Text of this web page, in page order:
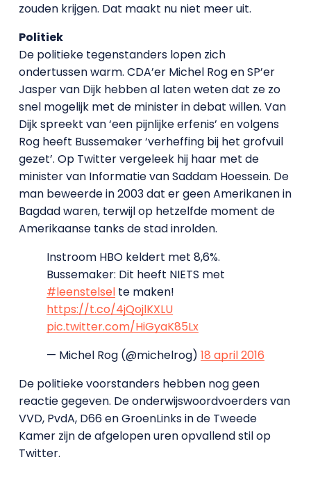
zouden krijgen. Dat maakt nu niet meer uit.
Politiek
De politieke tegenstanders lopen zich
ondertussen warm. CDA’er Michel Rog en SP’er
Jasper van Dijk hebben al laten weten dat ze zo
snel mogelijk met de minister in debat willen. Van
Dijk spreekt van ‘een pijnlijke erfenis’ en volgens
Rog heeft Bussemaker ‘verheffing bij het grofvuil
gezet’. Op Twitter vergeleek hij haar met de
minister van Informatie van Saddam Hoessein. De
man beweerde in 2003 dat er geen Amerikanen in
Bagdad waren, terwijl op hetzelfde moment de
Amerikaanse tanks de stad inrolden.
Instroom HBO keldert met 8,6%.
Bussemaker: Dit heeft NIETS met
#leenstelselte maken!
https://t.co/4jQojlKXLU
pic.twitter.com/HiGyaK85Lx
— Michel Rog (@michelrog) 18 april 2016
De politieke voorstanders hebben nog geen
reactie gegeven. De onderwijswoordvoerders van
VVD, PvdA, D66 en GroenLinks in de Tweede
Kamer zijn de afgelopen uren opvallend stil op
Twitter.